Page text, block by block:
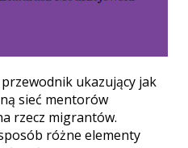
ukazujący jak
sieć mentorów
rzecz migrantów.
różne elementy